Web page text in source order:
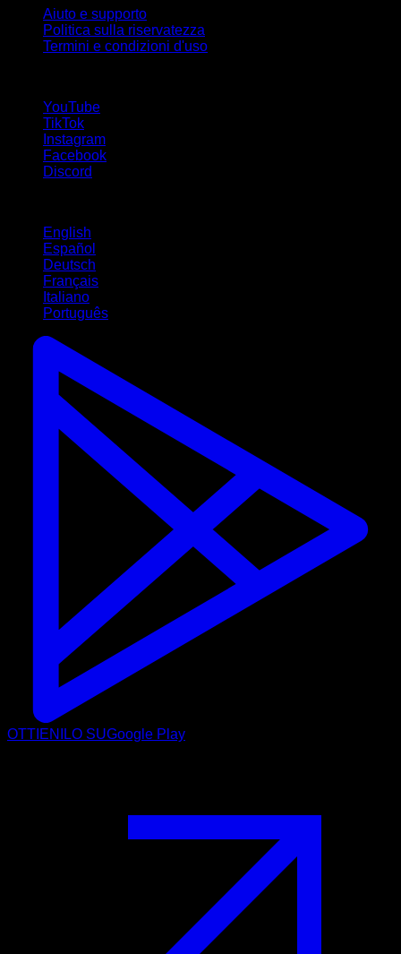
Aiuto e supporto
Politica sulla riservatezza
Termini e condizioni d'uso
YouTube
TikTok
Instagram
Facebook
Discord
English
Español
Deutsch
Français
Italiano
Português
OTTIENILO SUGoogle Play